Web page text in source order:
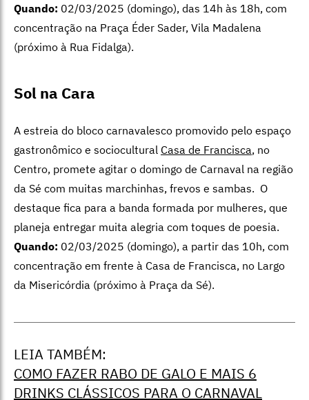
Quando: 02/03/2025 (domingo), das 14h às 18h, com
concentração na Praça Éder Sader, Vila Madalena
(próximo à Rua Fidalga).
Sol na Cara
A estreia do bloco carnavalesco promovido pelo espaço
gastronômico e sociocultural Casa de Francisca, no
Centro, promete agitar o domingo de Carnaval na região
da Sé com muitas marchinhas, frevos e sambas. O
destaque fica para a banda formada por mulheres, que
planeja entregar muita alegria com toques de poesia.
Quando: 02/03/2025 (domingo), a partir das 10h, com
concentração em frente à Casa de Francisca, no Largo
da Misericórdia (próximo à Praça da Sé).
LEIA TAMBÉM:
COMO FAZER RABO DE GALO E MAIS 6
DRINKS CLÁSSICOS PARA O CARNAVAL